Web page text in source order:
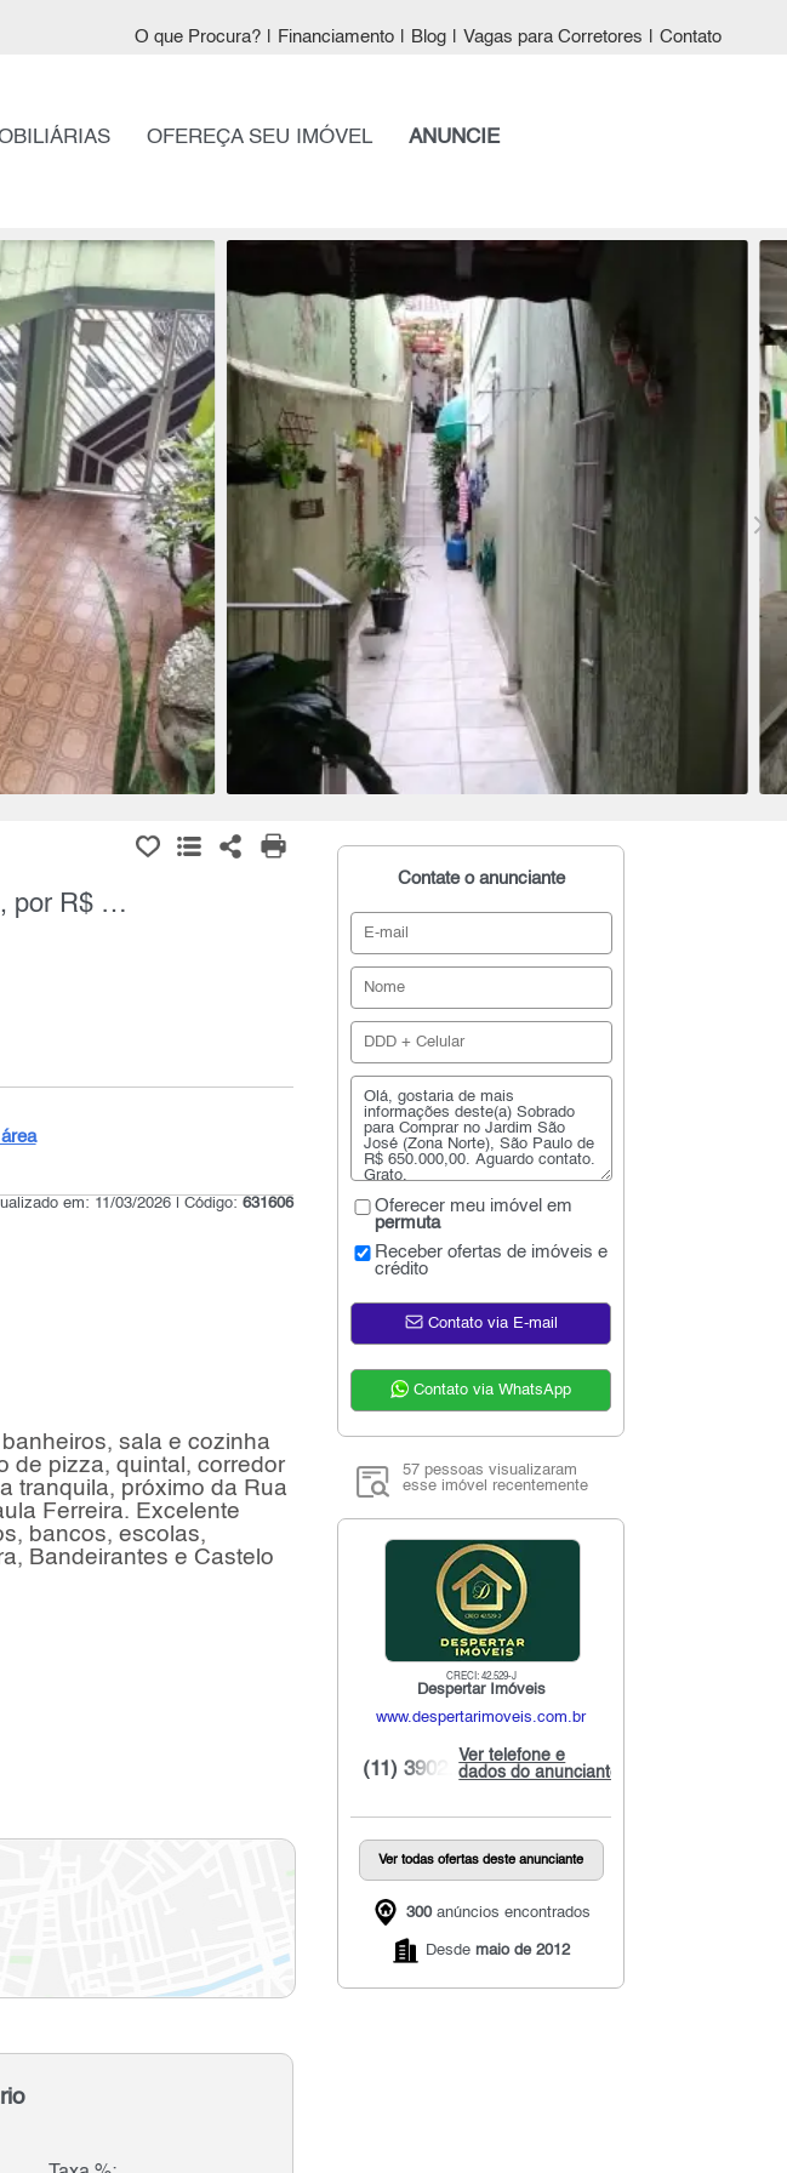
O que Procura? Financiamento Blog Vagas para Corretores Contato
OFEREÇA SEU IMÓVEL ANUNCIE
Sobrado, 2 Quartos à Venda, Jardim São José (Zona Norte), por R$ 650.000,00
em: 11/03/2026 | Código:631606
sala e cozinha
de pizza, quintal, corredor
tranquila, próximo da Rua
Ferreira. Excelente
bancos, escolas,
Bandeirantes e Castelo
Contate o anunciante
Oferecer meu imóvel em
permuta
Receber ofertas de imóveis e
crédito
Contato via E-mail
Contato via WhatsApp
57 pessoas visualizaram
esse imóvel recentemente
CRECI: 42.529-J
Despertar Imóveis
www.despertarimoveis.com.br
Ver telefone e
dados do anunciante
(11) 3902...
Ver todas ofertas deste anunciante
300anúncios encontrados
Desde maio de 2012